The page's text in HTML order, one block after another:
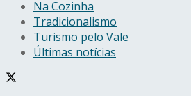
Na Cozinha
Tradicionalismo
Turismo pelo Vale
Últimas notícias